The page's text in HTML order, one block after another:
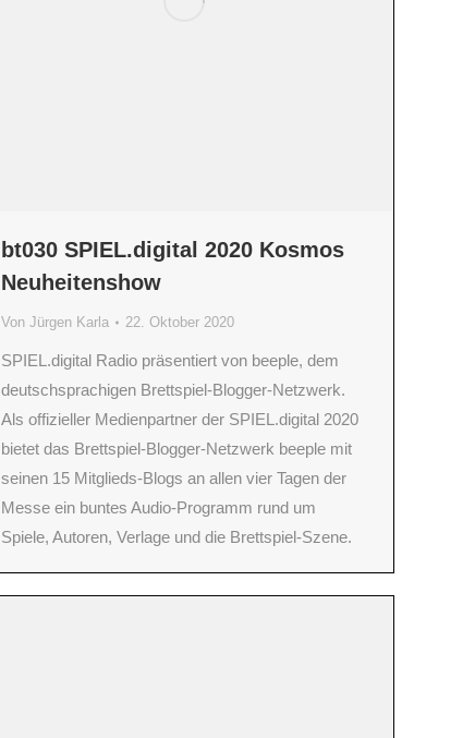
bt030 SPIEL.digital 2020 Kosmos
Neuheitenshow
Von Jürgen Karla 22. Oktober 2020
SPIEL.digital Radio präsentiert von beeple, dem
deutschsprachigen Brettspiel-Blogger-Netzwerk.
Als offizieller Medienpartner der SPIEL.digital 2020
bietet das Brettspiel-Blogger-Netzwerk beeple mit
seinen 15 Mitglieds-Blogs an allen vier Tagen der
Messe ein buntes Audio-Programm rund um
Spiele, Autoren, Verlage und die Brettspiel-Szene.